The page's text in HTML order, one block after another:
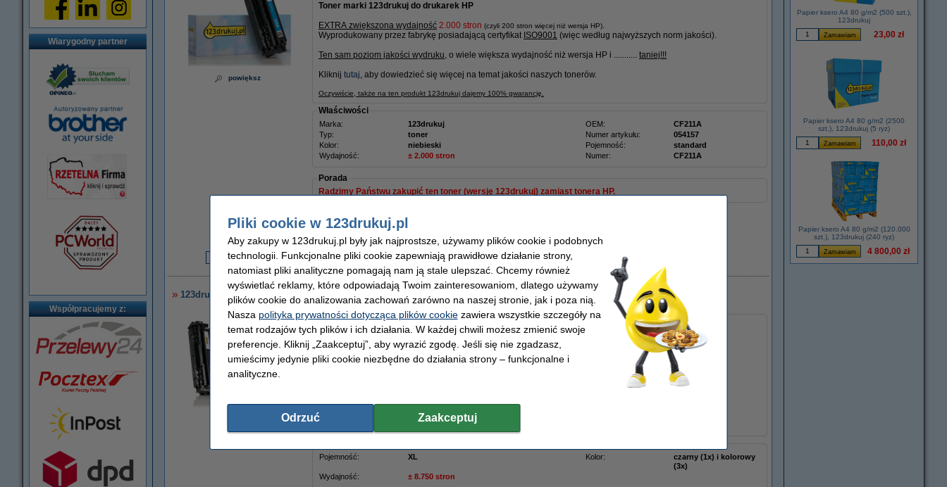
Wiarygodny partner
Współpracujemy z:
powiększ
Toner marki 123drukuj do drukarek HP
EXTRA zwiększona wydajność 2.000 stron (czyli 200 stron więcej niż wersja HP).
Wyprodukowany przez fabrykę posiadającą certyfikat ISO9001 (więc według najwyższych norm jakości).
Ten sam poziom jakości wydruku, o wiele większa wydajność niż wersja HP i ........... taniej!!!
Kliknij tutaj, aby dowiedzieć się więcej na temat jakości naszych tonerów.
Oczywiście, także na ten produkt 123drukuj dajemy 100% gwarancję.
Właściwości
Marka: 123drukuj OEM:
CF211A
Typ:
toner Numer artykułu:
054157
Kolor:
niebieski Pojemność:
standard
Wydajność:
± 2.000 stron Numer: CF211A
Porada
Radzimy Państwu zakupić ten toner (wersję 123drukuj) zamiast tonera HP.
0,06 zł
Zamów na poniedziałek
129,00 zł
123drukuj zamiennik zestaw promocyjny: HP 131X / 131A - CF210X, 211A, 212A, 213A toner czarny + 3 kolory
Najkorzystniejsza oferta
W zestawie taniej !
Komplet tonerów HP 131 123drukuj:
1 x toner 131X (CF210X)(czarny:2.750 stron)
1 x toner 131A (CF211A)
2.000 stron
Zamiast526 zł- płacisz tylko499 zł,czyli oszczędzasz 27 zł
Pojemność: XL Kolor:
czarny (1x) i kolorowy
(3x)
Wydajność:
± 8.750 stron
Papier ksero A4 80 g/m2 (500 szt.),
123drukuj
23,00 zł
Papier ksero A4 80 g/m2 (2500
szt.), 123drukuj (5 ryz)
110,00 zł
Papier ksero A4 80 g/m2 (120.000
szt.), 123drukuj (240 ryz)
4 800,00 zł
Pliki cookie w 123drukuj.pl
Aby zakupy w 123drukuj.pl były jak najprostsze, używamy plików cookie i podobnych
technologii. Funkcjonalne pliki cookie zapewniają prawidłowe działanie strony,
natomiast pliki analityczne pomagają nam ją stale ulepszać. Chcemy również
wyświetlać reklamy, które odpowiadają Twoim zainteresowaniom, dlatego używamy
plików cookie do analizowania zachowań zarówno na naszej stronie, jak i poza nią.
Nasza polityka prywatności dotycząca plików cookiezawiera wszystkie szczegóły na
temat rodzajów tych plików i ich działania. W każdej chwili możesz zmienić swoje
preferencje. Kliknij „Zaakceptuj”, aby wyrazić zgodę. Jeśli się nie zgadzasz,
umieścimy jedynie pliki cookie niezbędne do działania strony – funkcjonalne i
analityczne.
Odrzuć Zaakceptuj